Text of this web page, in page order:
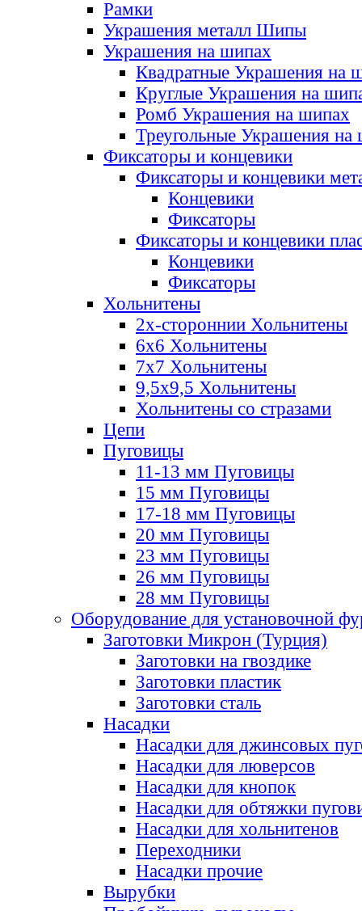
Рамки
Украшения металл Шипы
Украшения на шипах
Квадратные Украшения на
Круглые Украшения на
Ромб Украшения на шипах
Треугольные Украшения на
Фиксаторы и концевики
Фиксаторы и концевики
Концевики
Фиксаторы
Фиксаторы и концевики
Концевики
Фиксаторы
Хольнитены
2х-стороннии Хольнитены
6х6 Хольнитены
7х7 Хольнитены
9,5х9,5 Хольнитены
Хольнитены со стразами
Цепи
Пуговицы
11-13 мм Пуговицы
15 мм Пуговицы
17-18 мм Пуговицы
20 мм Пуговицы
23 мм Пуговицы
26 мм Пуговицы
28 мм Пуговицы
Оборудование для установочной
Заготовки Микрон (Турция)
Заготовки на гвоздике
Заготовки пластик
Заготовки сталь
Насадки
Насадки для джинсовых
Насадки для люверсов
Насадки для кнопок
Насадки для обтяжки
Насадки для хольнитенов
Переходники
Насадки прочие
Вырубки